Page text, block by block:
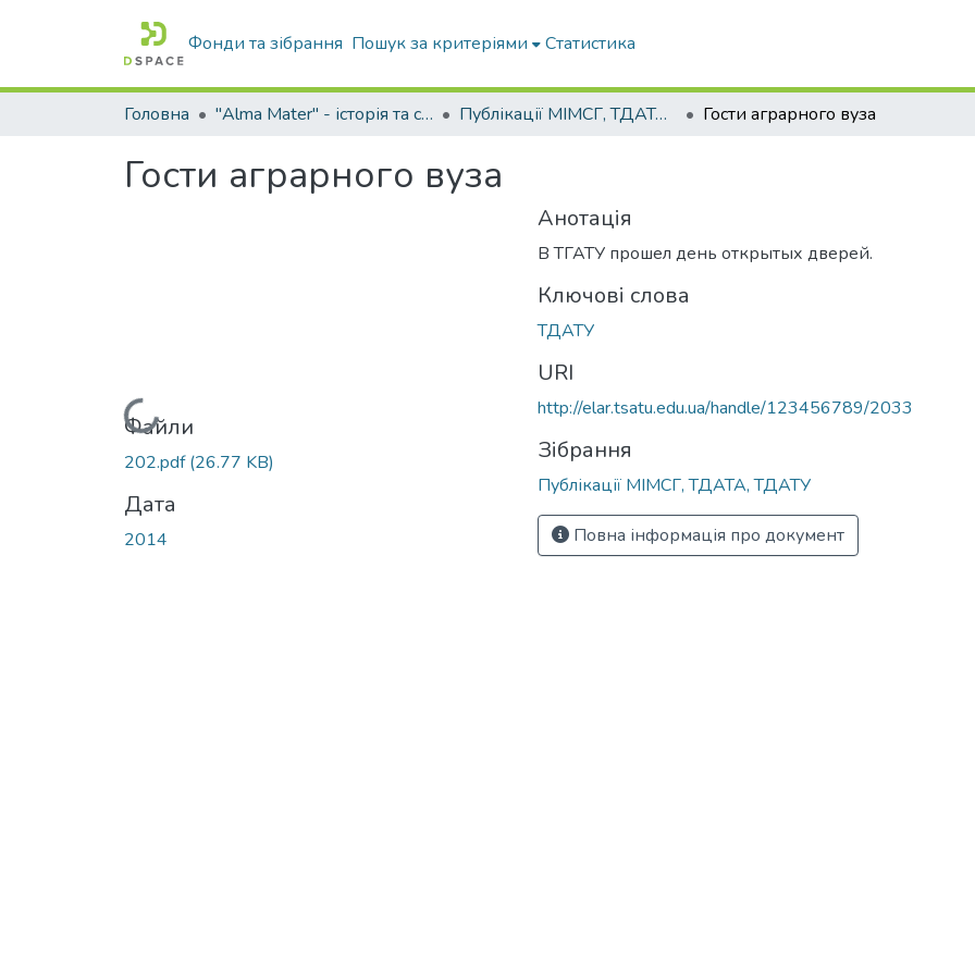
Фонди та зібрання Пошук за критеріями Статистика
Головна "Alma Mater" - історія та сьогодення Університету Публікації МІМСГ, ТДАТА, ТДАТУ Гости аграрного вуза
Гости аграрного вуза
Вантажиться...
Файли
202.pdf(26.77 KB)
Дата
2014
Анотація
В ТГАТУ прошел день открытых дверей.
Ключові слова
ТДАТУ
URI
http://elar.tsatu.edu.ua/handle/123456789/2033
Зібрання
Публікації МІМСГ, ТДАТА, ТДАТУ
Повна інформація про документ